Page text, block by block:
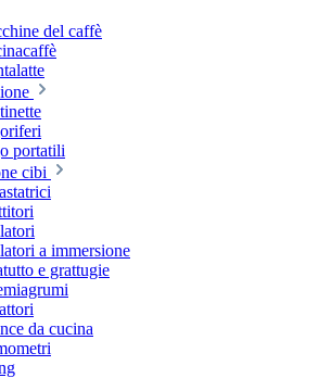
del caffè
portatili
cibi
a immersione
e grattugie
da cucina